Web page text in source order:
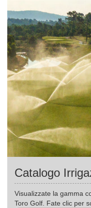
Catalogo
Visualizzate la gamma
Toro Golf. Fate clic per